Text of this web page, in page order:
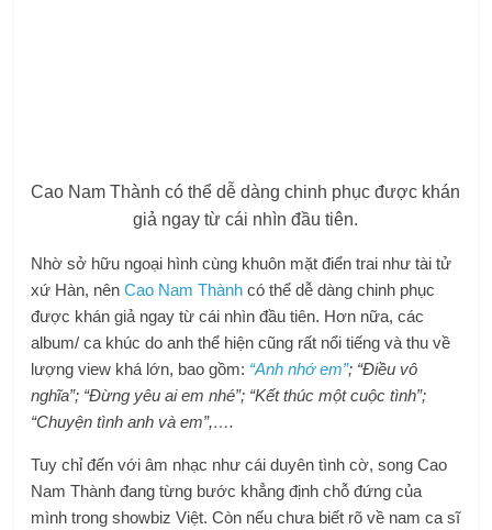
Cao Nam Thành có thể dễ dàng chinh phục được khán
giả ngay từ cái nhìn đầu tiên.
Nhờ sở hữu ngoại hình cùng khuôn mặt điển trai như tài tử
xứ Hàn, nênCao Nam Thành có thể dễ dàng chinh phục
được khán giả ngay từ cái nhìn đầu tiên. Hơn nữa, các
album/ ca khúc do anh thể hiện cũng rất nổi tiếng và thu về
lượng view khá lớn, bao gồm: “Anh nhớ em”; “Điều vô
nghĩa”; “Đừng yêu ai em nhé”; “Kết thúc một cuộc tình”;
“Chuyện tình anh và em”,….
Tuy chỉ đến với âm nhạc như cái duyên tình cờ, song Cao
Nam Thành đang từng bước khẳng định chỗ đứng của
mình trong showbiz Việt. Còn nếu chưa biết rõ về nam ca sĩ